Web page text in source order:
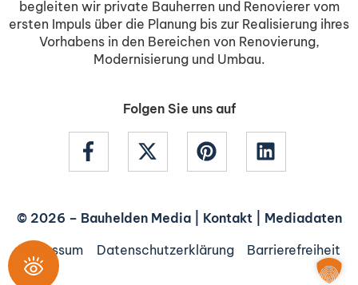
begleiten wir private Bauherren und Renovierer vom
ersten Impuls über die Planung bis zur Realisierung ihres
Vorhabens in den Bereichen von Renovierung,
Modernisierung und Umbau.
Folgen Sie uns auf
© 2026 – Bauhelden Media| Kontakt| Mediadaten
Impressum
Datenschutzerklärung Barrierefreiheit